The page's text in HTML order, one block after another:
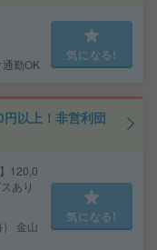
勤OK
気になる!
以上！非営利団
120,0
あり
金山
気になる!